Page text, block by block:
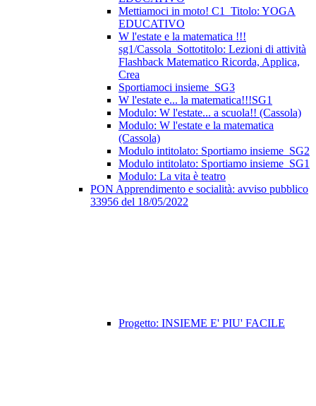
Mettiamoci in moto! C1_Titolo: YOGA
EDUCATIVO
W l'estate e la matematica !!!
sg1/Cassola_Sottotitolo: Lezioni di attività
Flashback Matematico Ricorda, Applica,
Crea
Sportiamoci insieme_SG3
W l'estate e... la matematica!!!SG1
Modulo: W l'estate... a scuola!! (Cassola)
Modulo: W l'estate e la matematica
(Cassola)
Modulo intitolato: Sportiamo insieme_SG2
Modulo intitolato: Sportiamo insieme_SG1
Modulo: La vita è teatro
PON Apprendimento e socialità: avviso pubblico
33956 del 18/05/2022
Progetto: INSIEME E' PIU' FACILE